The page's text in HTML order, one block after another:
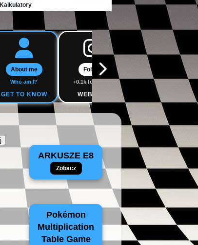
Kalkulatory
About me
Who am I?
GET TO KNOW
Follow
+0.1k followers
WEBSITE
+0.1k followers
WEBSITE
ARKUSZE E8
Zobacz
Pokémon
Multiplication
Table Game